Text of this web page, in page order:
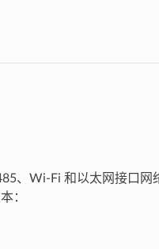
、Wi-Fi 和以太网接口
：